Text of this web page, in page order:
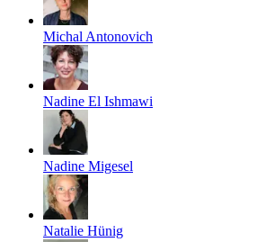
Michal Antonovich
Nadine El Ishmawi
Nadine Migesel
Natalie Hünig